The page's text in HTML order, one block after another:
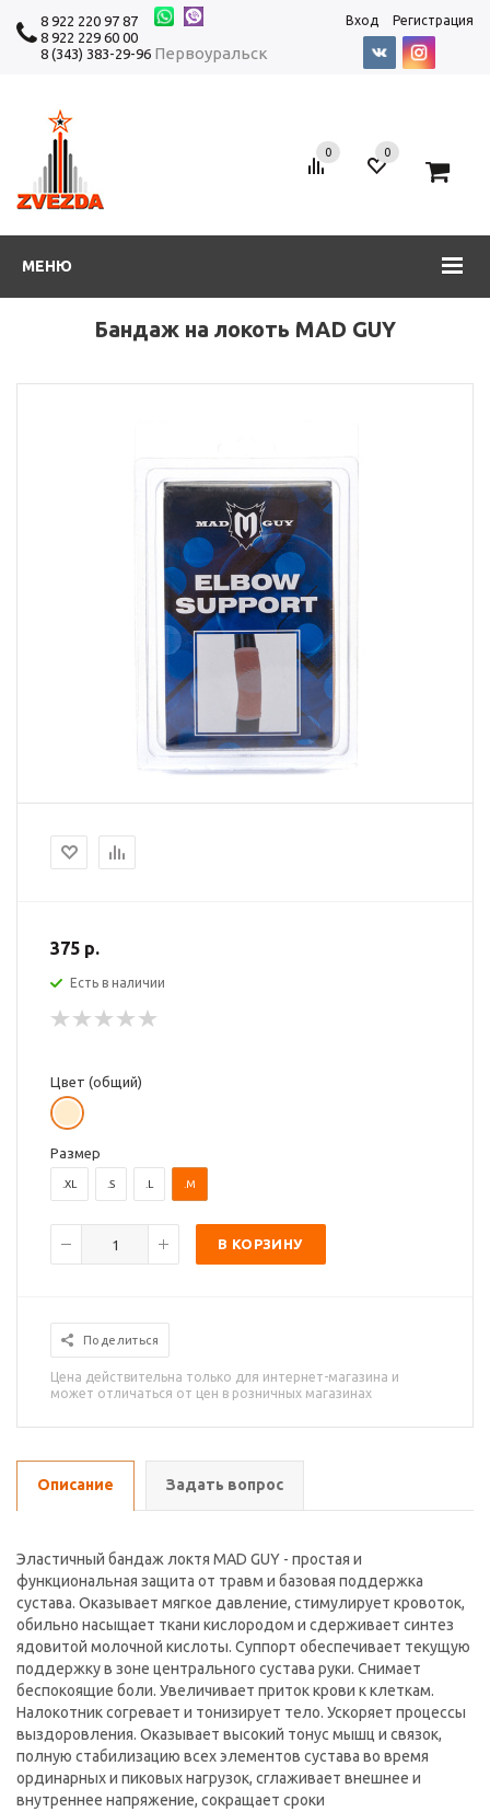
8 922 220 97 87
8 922 229 60 00
8 (343) 383-29-96 Первоуральск
Вход Регистрация
МЕНЮ
0 0
Бандаж на локоть MAD GUY
375 р.
Есть в наличии
Цвет (общий)
Размер
.XL .S .L .M
В КОРЗИНУ
Поделиться
Цена действительна только для интернет-магазина и
может отличаться от цен в розничных магазинах
Описание Задать вопрос
Эластичный бандаж локтя MAD GUY - простая и
функциональная защита от травм и базовая поддержка
сустава. Оказывает мягкое давление, стимулирует кровоток,
обильно насыщает ткани кислородом и сдерживает синтез
ядовитой молочной кислоты. Суппорт обеспечивает текущую
поддержку в зоне центрального сустава руки. Снимает
беспокоящие боли. Увеличивает приток крови к клеткам.
Налокотник согревает и тонизирует тело. Ускоряет процессы
выздоровления. Оказывает высокий тонус мышц и связок,
полную стабилизацию всех элементов сустава во время
ординарных и пиковых нагрузок, сглаживает внешнее и
внутреннее напряжение, сокращает сроки